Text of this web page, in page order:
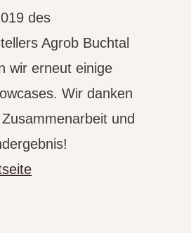
des
Agrob Buchtal
wir erneut einige
Wir danken
und